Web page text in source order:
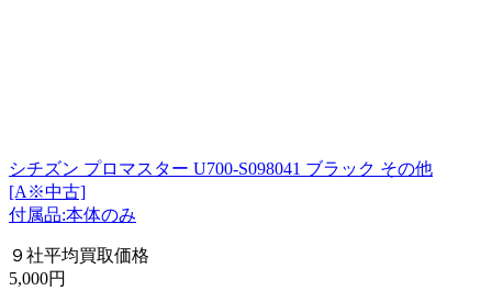
シチズン プロマスター U700-S098041 ブラック その他
[A※中古]
付属品:本体のみ
９社平均買取価格
5,000円